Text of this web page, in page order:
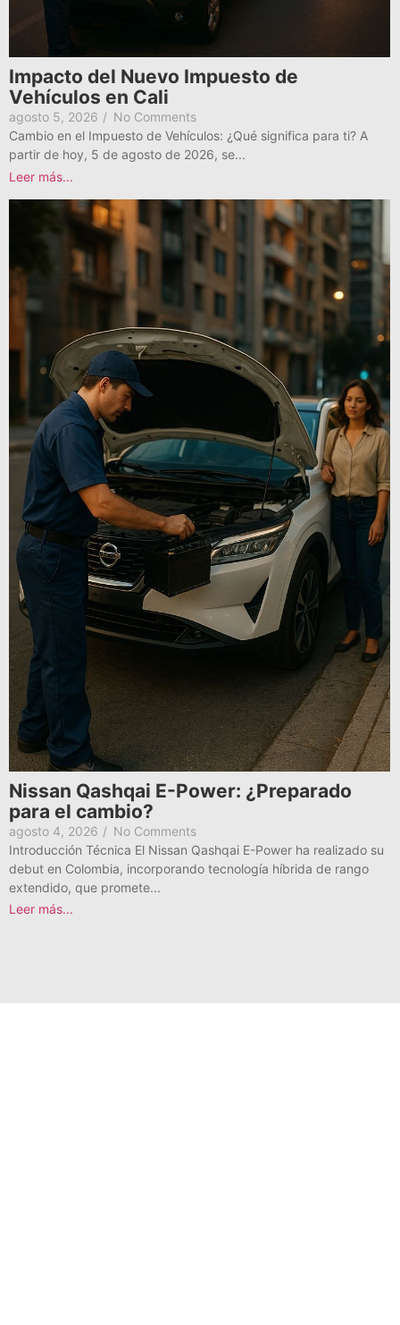
Impacto del Nuevo Impuesto de
Vehículos en Cali
agosto 5, 2026 / No Comments
Cambio en el Impuesto de Vehículos: ¿Qué significa para ti? A
partir de hoy, 5 de agosto de 2026, se...
Leer más...
Nissan Qashqai E-Power: ¿Preparado
para el cambio?
agosto 4, 2026 / No Comments
Introducción Técnica El Nissan Qashqai E-Power ha realizado su
debut en Colombia, incorporando tecnología híbrida de rango
extendido, que promete...
Leer más...